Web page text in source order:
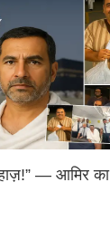
— आमिर का